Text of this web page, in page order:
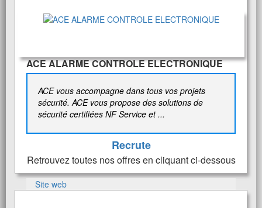
ACE ALARME CONTROLE ELECTRONIQUE
ACE vous accompagne dans tous vos projets
sécurité. ACE vous propose des solutions de
sécurité certifiées NF Service et ...
Recrute
Retrouvez toutes nos offres en cliquant ci-dessous
Site web